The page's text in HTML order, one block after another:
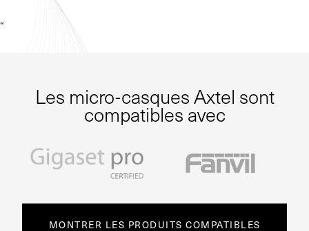
“
Les micro-casques Axtel sont
compatibles avec
MONTRER LES PRODUITS COMPATIBLES